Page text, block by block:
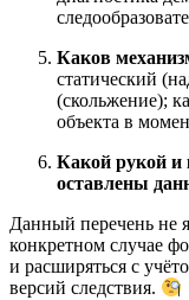
Каков
статический
(скольжение);
объекта в
Какой рукой и
оставлены
Данный перечень не
конкретном случае
и расширяться с
версий следствия.